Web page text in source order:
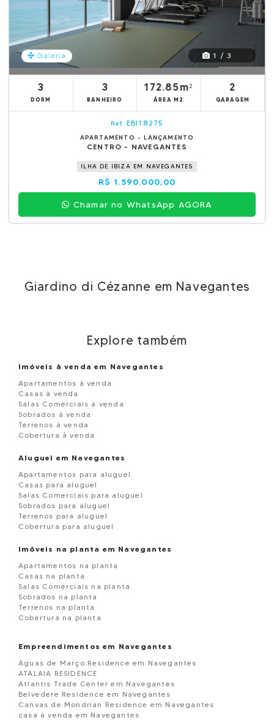
Galeria 1 / 3
3
DORM
3
BANHEIRO
172.85m²
ÁREA M2
2
GARAGEM
Ref. EBI18275
APARTAMENTO - LANÇAMENTO
CENTRO - NAVEGANTES
ILHA DE IBIZA EM NAVEGANTES
R$ 1.590.000,00
Chamar no WhatsApp AGORA
Giardino di Cézanne em Navegantes
Explore também
Imóveis à venda em Navegantes
Apartamentos à venda
Casas à venda
Salas Comerciais à venda
Sobrados à venda
Terrenos à venda
Cobertura à venda
Aluguel em Navegantes
Apartamentos para aluguel
Casas para aluguel
Salas Comerciais para aluguel
Sobrados para aluguel
Terrenos para aluguel
Cobertura para aluguel
Imóveis na planta em Navegantes
Apartamentos na planta
Casas na planta
Salas Comerciais na planta
Sobrados na planta
Terrenos na planta
Cobertura na planta
Empreendimentos em Navegantes
Aguas de Março Residence em Navegantes
ATALAIA RESIDENCE
Atlantis Trade Center em Navegantes
Belvedere Residence em Navegantes
Canvas de Mondrian Residence em Navegantes
casa à venda em Navegantes